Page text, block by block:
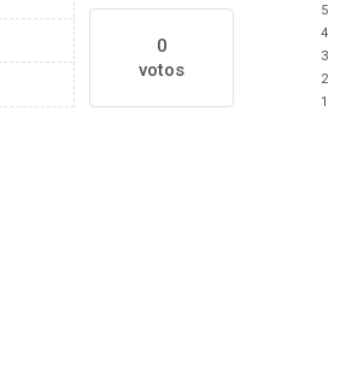
0
votos
5
4
3
2
1